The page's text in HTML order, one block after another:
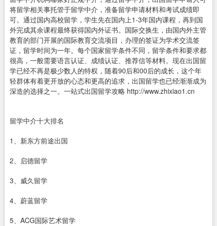
将留学相关事托管于留学中介，准备留学申请材料和考试成绩即
可。通过国内高校留学，学生先在国内上1-3年国内课程，再到国
外完成其余课程最终获得国内外证书。国际交换生，由国内外主管
教育的部门开展的国际教育交流项目，办理的签证为学术交流签
证，留学时间为一年。每个国家留学条件不同，留学条件和要求都
很高，一般需要语言认证、成绩认证、推荐信等材料。现在出国留
学已经不再是极少数人的特权，随着90后和00后的成长，这个年
轻群体有着更开放的心态和更高的追求，出国留学也已经渐渐成为
深造的选择之一。一站式出国留学攻略 http://www.zhixiao1.cn
留学中介十大排名
1、新东方前途出国
2、启德留学
3、威久留学
4、蔚蓝留学
5、ACG国际艺术留学